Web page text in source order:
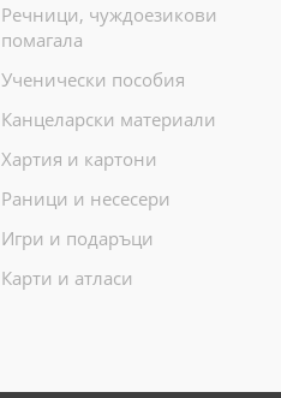
Речници, чуждоезикови
помагала
Ученически пособия
Канцеларски материали
Хартия и картони
Раници и несесери
Игри и подаръци
Карти и атласи